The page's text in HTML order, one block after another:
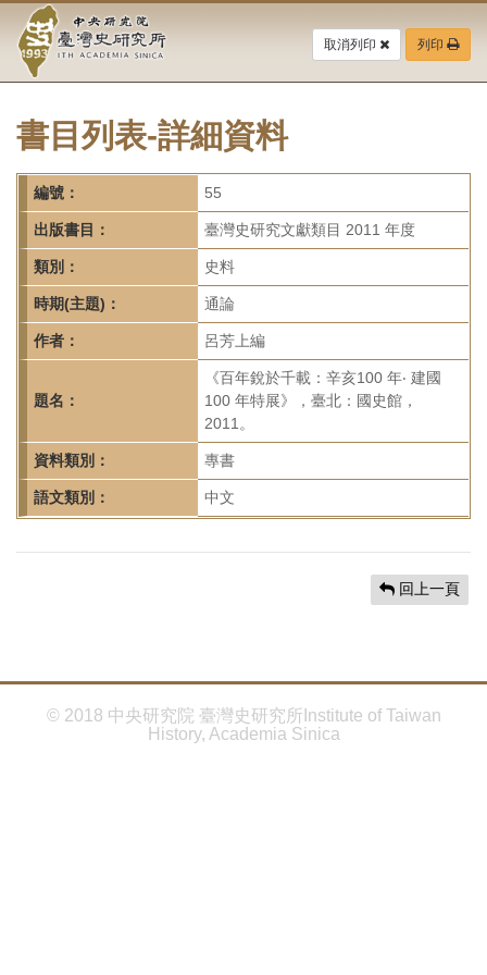
要
中
央
研
究
院-
臺
灣
史
研
究
所-
首
頁
取消列印 列印
書目列表-詳細資料
編號： 55
出版書目： 臺灣史研究文獻類目 2011 年度
類別： 史料
時期(主題)： 通論
作者： 呂芳上編
題名：
《百年銳於千載：辛亥100 年‧ 建國
100 年特展》，臺北：國史館，
2011。
資料類別： 專書
語文類別： 中文
回上一頁
© 2018 中央研究院 臺灣史研究所Institute of Taiwan
History, Academia Sinica